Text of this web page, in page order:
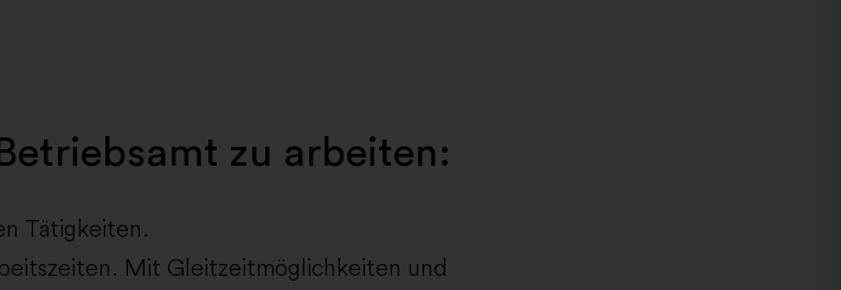
zu arbeiten:
Tätigkeiten.
Mit Gleitzeitmöglichkeiten und